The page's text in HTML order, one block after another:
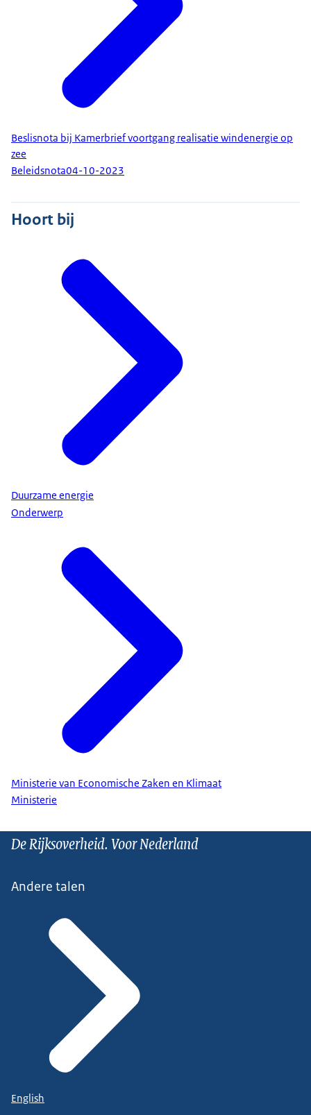
Beslisnota bij Kamerbrief voortgang realisatie windenergie op
zee
Beleidsnota04-10-2023
Hoort bij
Duurzame energie
Onderwerp
Ministerie van Economische Zaken en Klimaat
Ministerie
De Rijksoverheid. Voor Nederland
Andere talen
English